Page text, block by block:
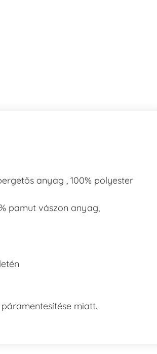
anyag , 100% polyester
pamut vászon anyag,
miatt.